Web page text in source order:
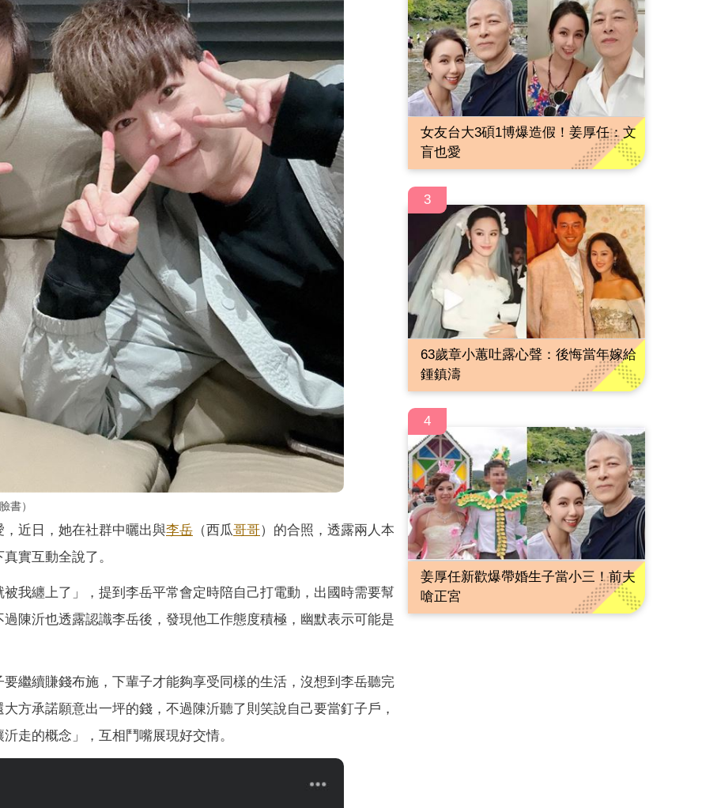
書）
近日，她在社群中曬出與李岳 （西瓜哥哥）的合照，透露兩人本
真實互動全說了。
我纏上了」，提到李岳平常會定時陪自己打電動，出國時需要幫
陳沂也透露認識李岳後，發現他工作態度積極，幽默表示可能是
繼續賺錢布施，下輩子才能夠享受同樣的生活，沒想到李岳聽完
方承諾願意出一坪的錢，不過陳沂聽了則笑說自己要當釘子戶，
走的概念」，互相鬥嘴展現好交情。
女友台大3碩1博爆造假！姜厚任：文
盲也愛
3
63歲章小蕙吐露心聲：後悔當年嫁給
鍾鎮濤
4
姜厚任新歡爆帶婚生子當小三！前夫
嗆正宮